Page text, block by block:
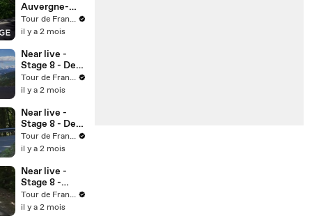
Agressive
Rider Minute
Auvergne-
Rhône-Alpes
2026 - Last
Tour de France™
il y a 2 mois
Near live -
Stage 8 - Del
Toro pour le
doublé
Tour de France™
il y a 2 mois
Near live -
Stage 8 - Del
Toro est parti
Tour de France™
il y a 2 mois
Near live -
Stage 8 -
Tuckwell perd
du terrain
Tour de France™
il y a 2 mois